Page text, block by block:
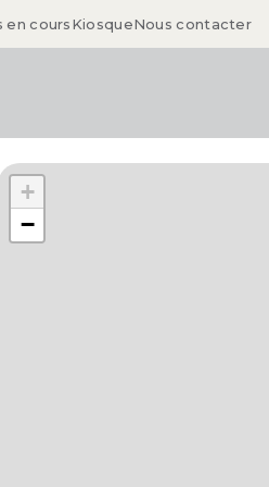
en coursKiosqueNous contacter
+
−